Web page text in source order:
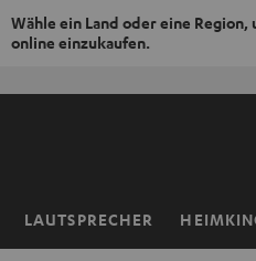
Wähle ein Land oder eine
online einzukaufen.
LAUTSPRECHER
Startseite